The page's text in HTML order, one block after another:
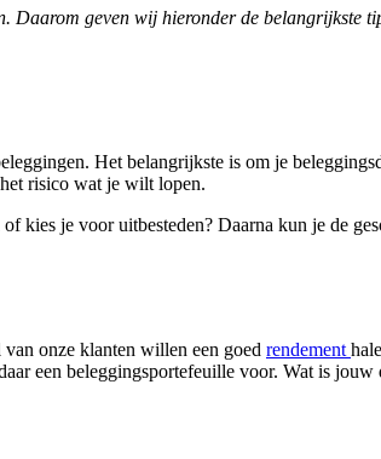
geven wij hieronder de belangrijkste
Het belangrijkste is om je
risico wat je wilt lopen.
kies je voor uitbesteden? Daarna kun je de
onze klanten willen een goed rendement
een beleggingsportefeuille voor. Wat is jouw